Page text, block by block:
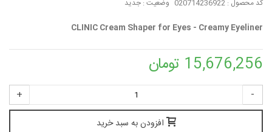
کد محصول : 020714236922 وضعیت : جدید
CLINIC Cream Shaper for Eyes - Creamy Eyeliner
15,676,256 تومان
-
+
افزودن به سبد خرید